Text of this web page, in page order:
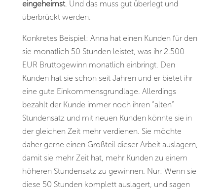
eingeheimst. Und das muss gut überlegt und
überbrückt werden.
Konkretes Beispiel: Anna hat einen Kunden für den
sie monatlich 50 Stunden leistet, was ihr 2.500
EUR Bruttogewinn monatlich einbringt. Den
Kunden hat sie schon seit Jahren und er bietet ihr
eine gute Einkommensgrundlage. Allerdings
bezahlt der Kunde immer noch ihren “alten”
Stundensatz und mit neuen Kunden könnte sie in
der gleichen Zeit mehr verdienen. Sie möchte
daher gerne einen Großteil dieser Arbeit auslagern,
damit sie mehr Zeit hat, mehr Kunden zu einem
höheren Stundensatz zu gewinnen. Nur: Wenn sie
diese 50 Stunden komplett auslagert, und sagen